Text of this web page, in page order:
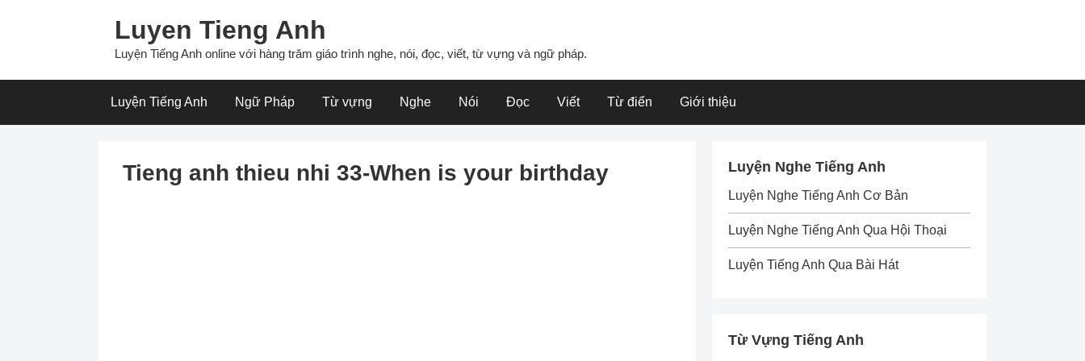
Luyen Tieng Anh
Luyện Tiếng Anh online với hàng trăm giáo trình nghe, nói, đọc, viết, từ vựng và ngữ pháp.
Luyện Tiếng Anh Ngữ Pháp Từ vựng Nghe Nói Đọc Viết Từ điển Giới thiệu
Tieng anh thieu nhi 33-When is your birthday Luyện Nghe Tiếng Anh
Luyện Nghe Tiếng Anh Cơ Bản
Luyện Nghe Tiếng Anh Qua Hội Thoại
Luyện Tiếng Anh Qua Bài Hát
Từ Vựng Tiếng Anh